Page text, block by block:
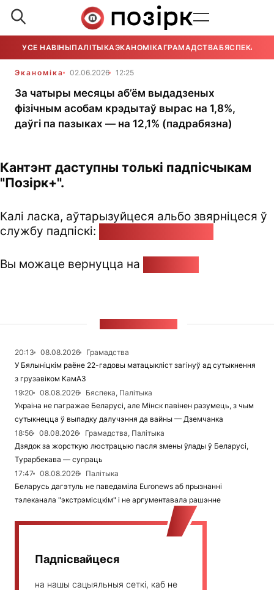
УСЕ НАВІНЫПАЛІТЫКАЭКАНОМІКАГРАМАДСТВАБЯСПЕКА
Эканоміка 02.06.2026 12:25
За чатыры месяцы аб’ём выдадзеных
фізічным асобам крэдытаў вырас на 1,8%,
даўгі па пазыках — на 12,1% (падрабязна)
Кантэнт даступны толькі падпісчыкам
"Позірк+".
Калі ласка, аўтарызуйцеся альбо звярніцеся ў
службу падпіскі:
Вы можаце вернуцца на
20:13 08.08.2026
Грамадства
У Бялыніцкім раёне 22-гадовы матацыкліст загінуў ад сутыкнення
з грузавіком КамАЗ
19:20
08.08.2026
Бяспека, Палітыка
Украіна не пагражае Беларусі, але Мінск павінен разумець, з чым
сутыкнецца ў выпадку далучэння да вайны — Дземчанка
18:56
08.08.2026
Грамадства, Палітыка
Дзядок за жорсткую люстрацыю пасля змены ўлады ў Беларусі,
Турарбекава — супраць
17:47
08.08.2026
Палітыка
Беларусь дагэтуль не паведаміла Euronews аб прызнанні
тэлеканала "экстрэмісцкім" і не аргументавала рашэнне
Падпісвайцеся
на нашы сацыяльныя сеткі, каб не